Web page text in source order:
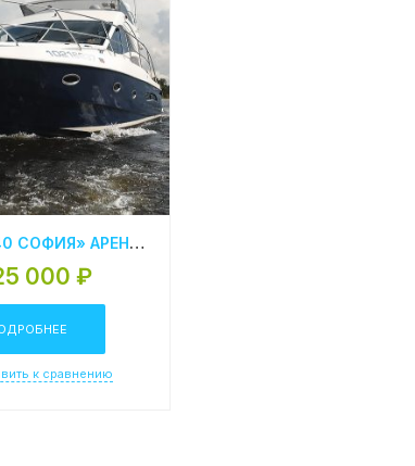
«GALEON 440 СОФИЯ» АРЕНДА ЯХТЫ В СПБ
000 ₽
к сравнению